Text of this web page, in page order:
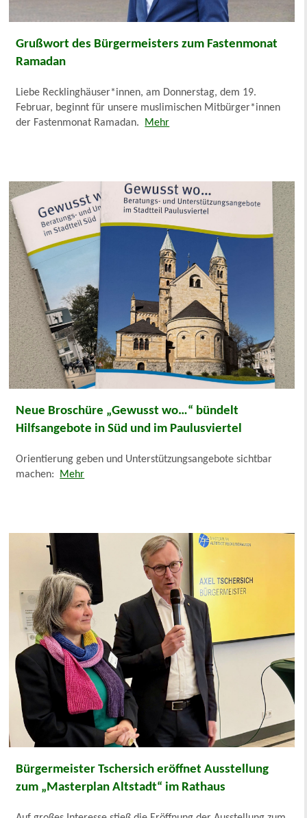
Grußwort des Bürgermeisters zum Fastenmonat
Ramadan
Liebe Recklinghäuser*innen, am Donnerstag, dem 19.
Februar, beginnt für unsere muslimischen Mitbürger*innen
der Fastenmonat Ramadan. Mehr
Neue Broschüre „Gewusst wo…“ bündelt
Hilfsangebote in Süd und im Paulusviertel
Orientierung geben und Unterstützungsangebote sichtbar
machen:
Mehr
Bürgermeister Tschersich eröffnet Ausstellung
zum „Masterplan Altstadt“ im Rathaus